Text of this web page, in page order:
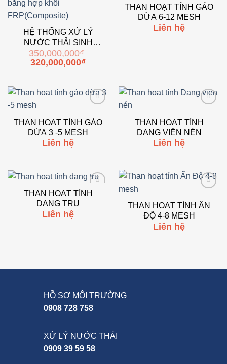
HỆ THỐNG XỬ LÝ
NƯỚC THẢI SINH
HOẠT 10M3/NGÀY.ĐÊM
BẰNG HỢP KHỐI
350,000,000₫
Giá
gốc
320,000,000₫Giá
320,000,000₫.
wishlist
THAN HOẠT TÍNH GÁO
DỪA 6-12 MESH
Liên hệ
wishlist
THAN HOẠT TÍNH GÁO
DỪA 3 -5 MESH
Liên hệ
wishlist
THAN HOẠT TÍNH
DẠNG VIÊN NÉN
Liên hệ
Add to
THAN HOẠT TÍNH
DANG TRỤ
Liên hệ
wishlist
THAN HOẠT TÍNH ẤN
ĐỘ 4-8 MESH
Liên hệ
HỒ SƠ MÔI TRƯỜNG
0908 728 758
XỬ LÝ NƯỚC THẢI
0909 39 59 58